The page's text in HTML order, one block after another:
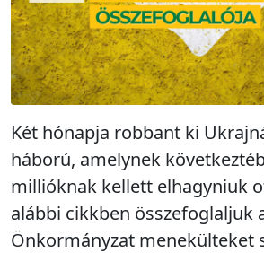
Két hónapja robbant ki
háború, amelynek
millióknak kellett elhagyniuk
alábbi cikkben összefoglaljuk
Önkormányzat menekülteket